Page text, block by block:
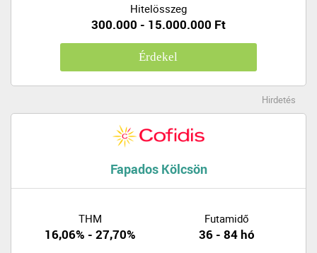
Hitelösszeg
300.000 - 15.000.000 Ft
Érdekel
Hirdetés
Fapados Kölcsön
THM
16,06% - 27,70%
Futamidő
36 - 84 hó